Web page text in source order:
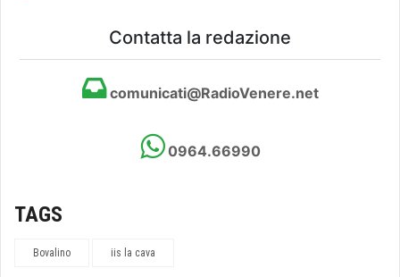
Contatta la redazione
comunicati@RadioVenere.net
0964.66990
TAGS
Bovalino iis la cava